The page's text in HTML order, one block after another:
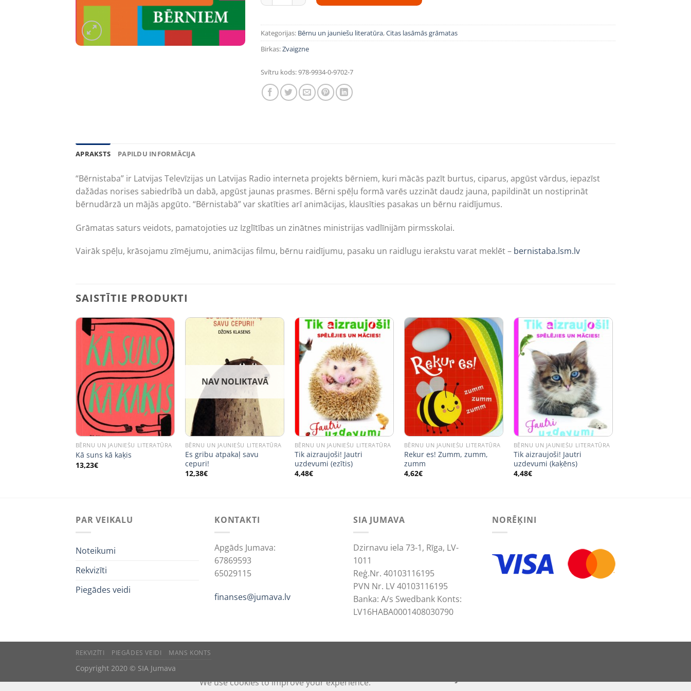
We use cookies to improve your experience.
Kategorijas: Bērnu un jauniešu literatūra,Citas lasāmās grāmatas
Birkas:Zvaigzne
Svītru kods:978-9934-0-9702-7
APRAKSTS PAPILDU INFORMĀCIJA
“Bērnistaba” ir Latvijas Televīzijas un Latvijas Radio interneta projekts bērniem, kuri mācās pazīt burtus, ciparus, apgūst vārdus, iepazīst
dažādas norises sabiedrībā un dabā, apgūst jaunas prasmes. Bērni spēļu formā varēs uzzināt daudz jauna, papildināt un nostiprināt
bērnudārzā un mājās apgūto. “Bērnistabā” var skatīties arī animācijas, klausīties pasakas un bērnu raidījumus.
Grāmatas saturs veidots, pamatojoties uz Izglītības un zinātnes ministrijas vadlīnijām pirmsskolai.
Vairāk spēļu, krāsojamu zīmējumu, animācijas filmu, bērnu raidījumu, pasaku un raidlugu ierakstu varat meklēt – bernistaba.lsm.lv
SAISTĪTIE PRODUKTI
BĒRNU UN JAUNIEŠU LITERATŪRA
Kā suns kā kaķis
13,23€
NAV NOLIKTAVĀ
BĒRNU UN JAUNIEŠU LITERATŪRA
Es gribu atpakaļ savu
cepuri!
12,38€
BĒRNU UN JAUNIEŠU LITERATŪRA
Tik aizraujoši! Jautri
uzdevumi (ezītis)
4,48€
BĒRNU UN JAUNIEŠU LITERATŪRA
Rekur es! Zumm, zumm,
zumm
4,62€
BĒRNU UN JAUNIEŠU LITERATŪRA
Tik aizraujoši! Jautri
uzdevumi (kaķēns)
4,48€
PAR VEIKALU
Noteikumi
Rekvizīti
Piegādes veidi
KONTAKTI
Apgāds Jumava:
67869593
65029115
finanses@jumava.lv
SIA JUMAVA
Dzirnavu iela 73-1, Rīga, LV-
1011
Reģ.Nr. 40103116195
PVN Nr. LV 40103116195
Banka: A/s Swedbank Konts:
LV16HABA0001408030790
NORĒĶINI
REKVIZĪTI PIEGĀDES VEIDI MANS KONTS
Copyright 2020 © SIA Jumava